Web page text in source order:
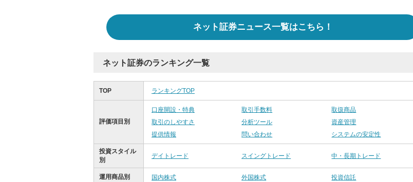
ネット証券ニュース一覧はこちら！
ネット証券のランキング一覧
TOP ランキングTOP
評価項目別
口座開設・特典 取引手数料
取扱商品
取引のしやすさ
分析ツール
資産管理
提供情報
問い合わせ システムの安定性
投資スタイル
別
デイトレード スイングトレード 中・長期トレード
運用商品別 国内株式 外国株式 投資信託